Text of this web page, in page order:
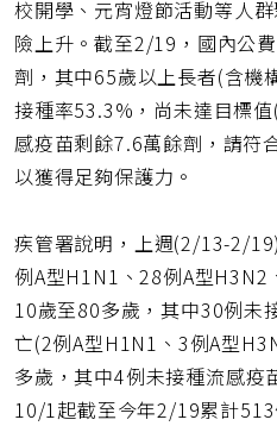
校開學、元宵燈節活動等人
險上升。截至2/19，國內公
劑，其中65歲以上長者(含機
接種率53.3%，尚未達目標
感疫苗剩餘7.6萬餘劑，請符
以獲得足夠保護力。
疾管署說明，上週(2/13-2/
例A型H1N1、28例A型
10歲至80多歲，其中30例未
亡(2例A型H1N1、3例A型
多歲，其中4例未接種流感
10/1起截至今年2/19累計